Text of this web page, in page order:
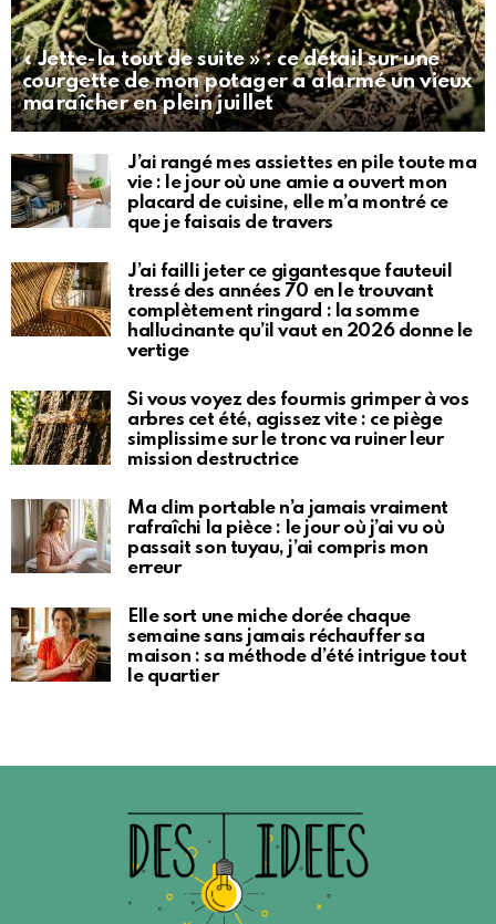
« Jette-la tout de suite » : ce détail sur une
courgette de mon potager a alarmé un vieux
maraîcher en plein juillet
J’ai rangé mes assiettes en pile toute ma
vie : le jour où une amie a ouvert mon
placard de cuisine, elle m’a montré ce
que je faisais de travers
J’ai failli jeter ce gigantesque fauteuil
tressé des années 70 en le trouvant
complètement ringard : la somme
hallucinante qu’il vaut en 2026 donne le
vertige
Si vous voyez des fourmis grimper à vos
arbres cet été, agissez vite : ce piège
simplissime sur le tronc va ruiner leur
mission destructrice
Ma clim portable n’a jamais vraiment
rafraîchi la pièce : le jour où j’ai vu où
passait son tuyau, j’ai compris mon
erreur
Elle sort une miche dorée chaque
semaine sans jamais réchauffer sa
maison : sa méthode d’été intrigue tout
le quartier